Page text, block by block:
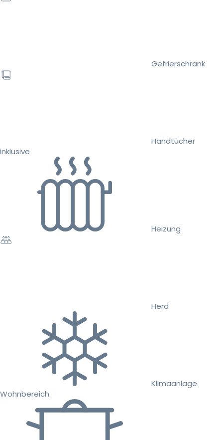
Gefrierschrank
Handtücher
inklusive
Heizung
Herd
Klimaanlage
Wohnbereich